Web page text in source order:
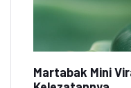
Martabak Mini